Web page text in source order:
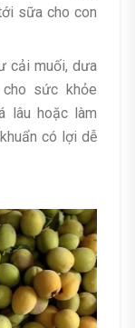
sữa cho con
cải muối, dưa
sức khỏe
lâu hoặc làm
có lợi dễ